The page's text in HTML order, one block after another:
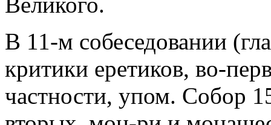
В 11-м собеседовании
критики еретиков, во-
частности, упом. Собор